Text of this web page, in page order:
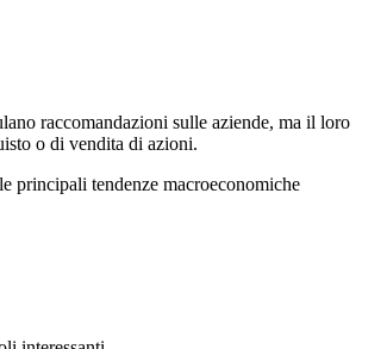
raccomandazioni sulle aziende, ma il loro
o di vendita di azioni.
principali tendenze macroeconomiche